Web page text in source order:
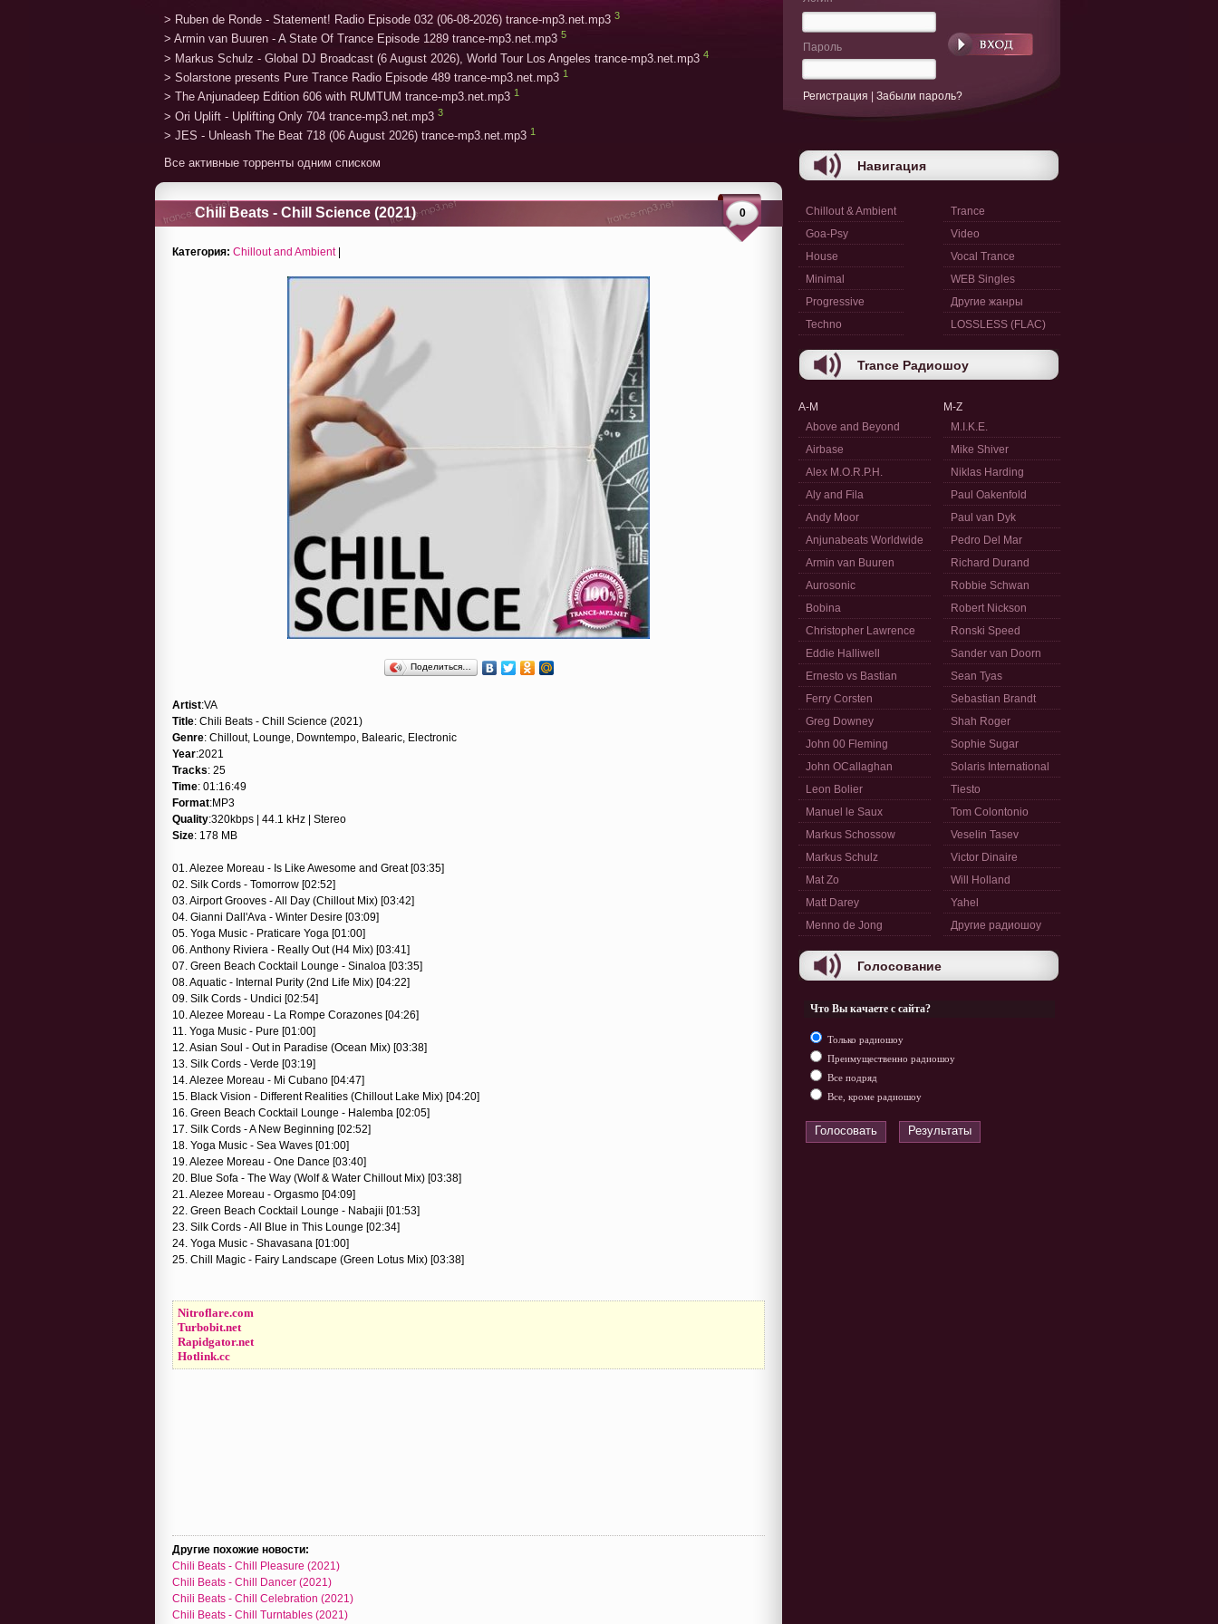
> Ruben de Ronde - Statement! Radio Episode 032 (06-08-2026) trance-mp3.net.mp3 3
> Armin van Buuren - A State Of Trance Episode 1289 trance-mp3.net.mp3 5
> Markus Schulz - Global DJ Broadcast (6 August 2026), World Tour Los Angeles trance-mp3.net.mp3 4
> Solarstone presents Pure Trance Radio Episode 489 trance-mp3.net.mp3 1
> The Anjunadeep Edition 606 with RUMTUM trance-mp3.net.mp3 1
> Ori Uplift - Uplifting Only 704 trance-mp3.net.mp3 3
> JES - Unleash The Beat 718 (06 August 2026) trance-mp3.net.mp3 1
Все активные торренты одним списком
Chili Beats - Chill Science (2021) 0
Категория: Chillout and Ambient|
Поделиться…
Artist:VA
Title: Chili Beats - Chill Science (2021)
Genre: Chillout, Lounge, Downtempo, Balearic, Electronic
Year:2021
Tracks: 25
Time: 01:16:49
Format:MP3
Quality:320kbps | 44.1 kHz | Stereo
Size: 178 MB
01. Alezee Moreau - Is Like Awesome and Great [03:35]
02. Silk Cords - Tomorrow [02:52]
03. Airport Grooves - All Day (Chillout Mix) [03:42]
04. Gianni Dall'Ava - Winter Desire [03:09]
05. Yoga Music - Praticare Yoga [01:00]
06. Anthony Riviera - Really Out (H4 Mix) [03:41]
07. Green Beach Cocktail Lounge - Sinaloa [03:35]
08. Aquatic - Internal Purity (2nd Life Mix) [04:22]
09. Silk Cords - Undici [02:54]
10. Alezee Moreau - La Rompe Corazones [04:26]
11. Yoga Music - Pure [01:00]
12. Asian Soul - Out in Paradise (Ocean Mix) [03:38]
13. Silk Cords - Verde [03:19]
14. Alezee Moreau - Mi Cubano [04:47]
15. Black Vision - Different Realities (Chillout Lake Mix) [04:20]
16. Green Beach Cocktail Lounge - Halemba [02:05]
17. Silk Cords - A New Beginning [02:52]
18. Yoga Music - Sea Waves [01:00]
19. Alezee Moreau - One Dance [03:40]
20. Blue Sofa - The Way (Wolf & Water Chillout Mix) [03:38]
21. Alezee Moreau - Orgasmo [04:09]
22. Green Beach Cocktail Lounge - Nabajii [01:53]
23. Silk Cords - All Blue in This Lounge [02:34]
24. Yoga Music - Shavasana [01:00]
25. Chill Magic - Fairy Landscape (Green Lotus Mix) [03:38]
Nitroflare.com
Turbobit.net
Rapidgator.net
Hotlink.cc
Другие похожие новости:
Chili Beats - Chill Pleasure (2021)
Chili Beats - Chill Dancer (2021)
Chili Beats - Chill Celebration (2021)
Chili Beats - Chill Turntables (2021)
Пароль
Регистрация Забыли пароль?
Навигация
Chillout & Ambient
Goa-Psy
House
Minimal
Progressive
Techno
Trance
Video
Vocal Trance
WEB Singles
Другие жанры
LOSSLESS (FLAC)
Trance Радиошоу
A-M
Above and Beyond
Airbase
Alex M.O.R.P.H.
Aly and Fila
Andy Moor
Anjunabeats Worldwide
Armin van Buuren
Aurosonic
Bobina
Christopher Lawrence
Eddie Halliwell
Ernesto vs Bastian
Ferry Corsten
Greg Downey
John 00 Fleming
John OCallaghan
Leon Bolier
Manuel le Saux
Markus Schossow
Markus Schulz
Mat Zo
Matt Darey
Menno de Jong
M-Z
M.I.K.E.
Mike Shiver
Niklas Harding
Paul Oakenfold
Paul van Dyk
Pedro Del Mar
Richard Durand
Robbie Schwan
Robert Nickson
Ronski Speed
Sander van Doorn
Sean Tyas
Sebastian Brandt
Shah Roger
Sophie Sugar
Solaris International
Tiesto
Tom Colontonio
Veselin Tasev
Victor Dinaire
Will Holland
Yahel
Другие радиошоу
Голосование
Что Вы качаете с сайта?
Только радиошоу
Преимущественно радиошоу
Все подряд
Все, кроме радиошоу
Голосовать Результаты